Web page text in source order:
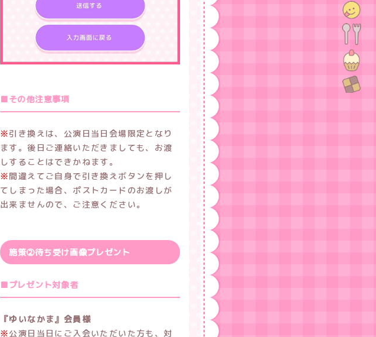
■その他注意事項
※引き換えは、公演日当日会場限定となり
ます。後日ご連絡いただきましても、お渡
しすることはできかねます。
※間違えてご自身で引き換えボタンを押し
てしまった場合、ポストカードのお渡しが
出来ませんので、ご注意ください。
施策②待ち受け画像プレゼント
■プレゼント対象者
『ゆいなかま』会員様
※公演日当日にご入会いただいた方も、対